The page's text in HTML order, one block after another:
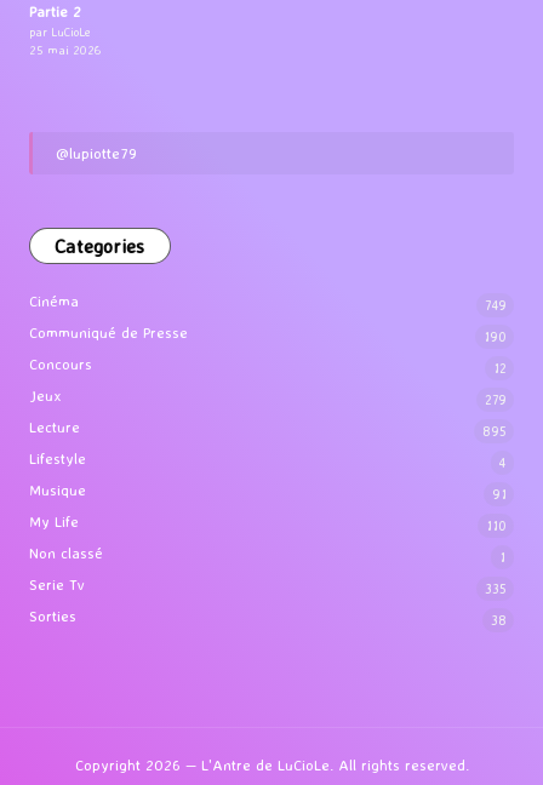
Partie 2
par LuCioLe
25 mai 2026
@lupiotte79
Categories
Cinéma 749
Communiqué de Presse 190
Concours 12
Jeux 279
Lecture 895
Lifestyle 4
Musique 91
My Life 110
Non classé 1
Serie Tv 335
Sorties 38
Copyright 2026 — L'Antre de LuCioLe. All rights reserved.